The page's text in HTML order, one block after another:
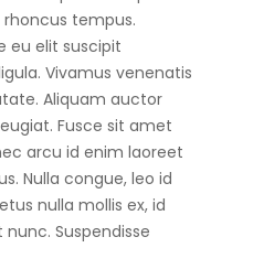
tempus.
eu elit suscipit
Vivamus venenatis
Aliquam auctor
Fusce sit amet
arcu id enim laoreet
Nulla congue, leo id
nulla mollis ex, id
Suspendisse